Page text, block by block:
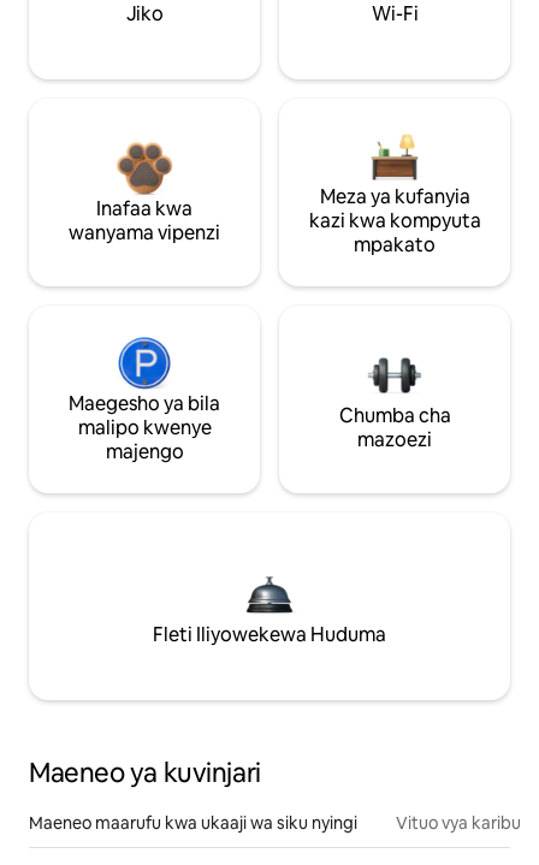
Jiko Wi-Fi
Inafaa kwa
wanyama vipenzi
Meza ya kufanyia
kazi kwa kompyuta
mpakato
Maegesho ya bila
malipo kwenye
majengo
Chumba cha
mazoezi
Fleti Iliyowekewa Huduma
Maeneo ya kuvinjari
Maeneo maarufu kwa ukaaji wa siku nyingi Vituo vya karibu